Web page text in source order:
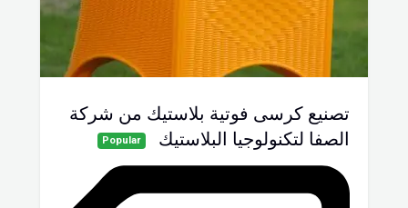
تصنيع كرسى فوتية بلاستيك من شركة
الصفا لتكنولوجيا البلاستيك
Popular